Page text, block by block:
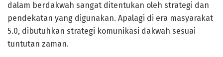
dalam berdakwah sangat ditentukan oleh strategi dan
pendekatan yang digunakan. Apalagi di era masyarakat
5.0, dibutuhkan strategi komunikasi dakwah sesuai
tuntutan zaman.